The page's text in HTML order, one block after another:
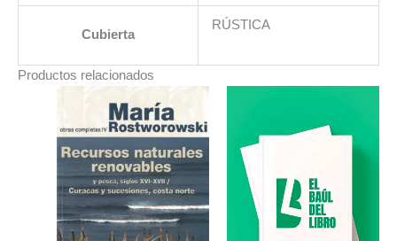
Cubierta
RÚSTICA
Productos relacionados